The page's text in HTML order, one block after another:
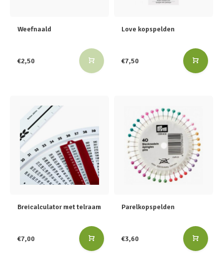
Weefnaald
€2,50
Love kopspelden
€7,50
Breicalculator met telraam
€7,00
Parelkopspelden
€3,60